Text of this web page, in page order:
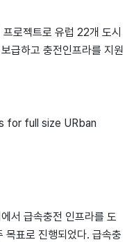
로젝트로 유럽 22개 도시
급하고 충전인프라를 지원
for full size URban
서 급속충전 인프라를 도
목표로 진행되었다. 급속충